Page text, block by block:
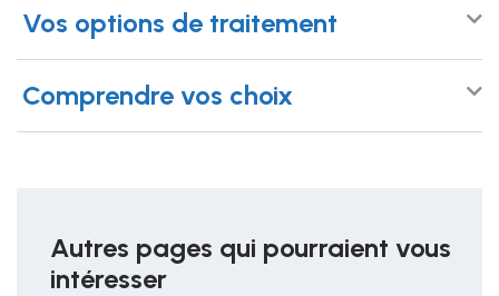
Vos options de traitement
Comprendre vos choix
Autres pages qui pourraient vous
intéresser